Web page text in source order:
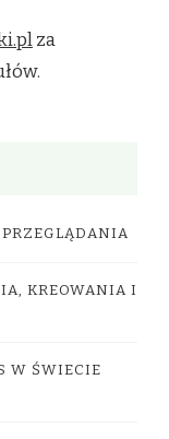
za
KREOWANIA I
W ŚWIECIE